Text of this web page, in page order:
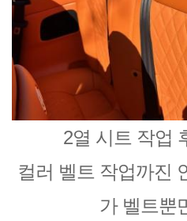
2열 시트 작업
컬러 벨트 작업까진
가 벨트뿐